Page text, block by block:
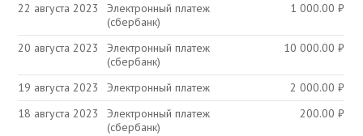
22 августа 2023
Электронный платеж
(сбербанк)
1 000.00₽
20 августа 2023
Электронный платеж
(сбербанк)
10 000.00₽
19 августа 2023 Электронный платеж 2 000.00₽
18 августа 2023
Электронный платеж
(сбербанк)
200.00₽